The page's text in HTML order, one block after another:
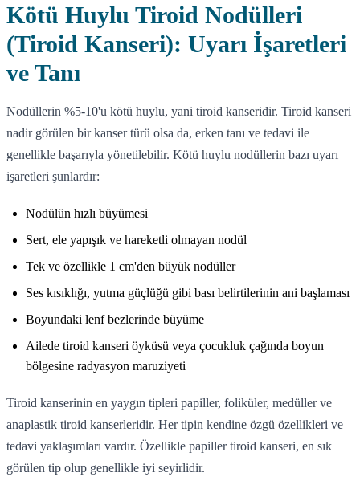
Kötü Huylu Tiroid Nodülleri
(Tiroid Kanseri): Uyarı İşaretleri
ve Tanı
Nodüllerin %5-10'u kötü huylu, yani tiroid kanseridir. Tiroid kanseri
nadir görülen bir kanser türü olsa da, erken tanı ve tedavi ile
genellikle başarıyla yönetilebilir. Kötü huylu nodüllerin bazı uyarı
işaretleri şunlardır:
Nodülün hızlı büyümesi
Sert, ele yapışık ve hareketli olmayan nodül
Tek ve özellikle 1 cm'den büyük nodüller
Ses kısıklığı, yutma güçlüğü gibi bası belirtilerinin ani başlaması
Boyundaki lenf bezlerinde büyüme
Ailede tiroid kanseri öyküsü veya çocukluk çağında boyun
bölgesine radyasyon maruziyeti
Tiroid kanserinin en yaygın tipleri papiller, foliküler, medüller ve
anaplastik tiroid kanserleridir. Her tipin kendine özgü özellikleri ve
tedavi yaklaşımları vardır. Özellikle papiller tiroid kanseri, en sık
görülen tip olup genellikle iyi seyirlidir.